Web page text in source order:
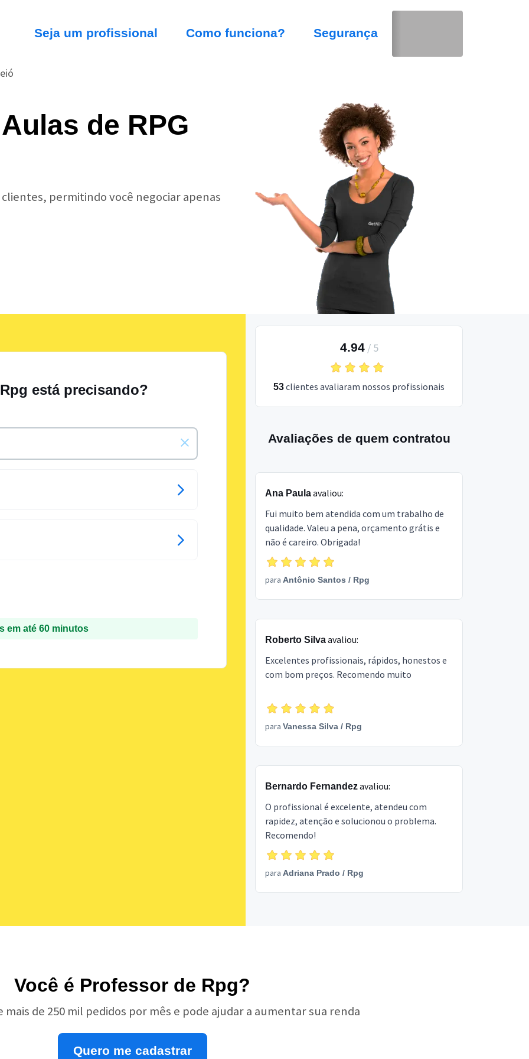
Seja um profissional Como funciona? Segurança
de RPG
permitindo você negociar apenas
está precisando?
em até 60 minutos
4.94/ 5
53clientes avaliaram nossos profissionais
Avaliações de quem contratou
Ana Paulaavaliou:
Fui muito bem atendida com um trabalho de
qualidade. Valeu a pena, orçamento grátis e
não é careiro. Obrigada!
para Antônio Santos / Rpg
Roberto Silvaavaliou:
Excelentes profissionais, rápidos, honestos e
com bom preços. Recomendo muito
para Vanessa Silva / Rpg
Bernardo Fernandezavaliou:
O profissional é excelente, atendeu com
rapidez, atenção e solucionou o problema.
Recomendo!
para Adriana Prado / Rpg
Você é Professor de Rpg?
mais de 250 mil pedidos por mês e pode ajudar a aumentar sua renda
Quero me cadastrar